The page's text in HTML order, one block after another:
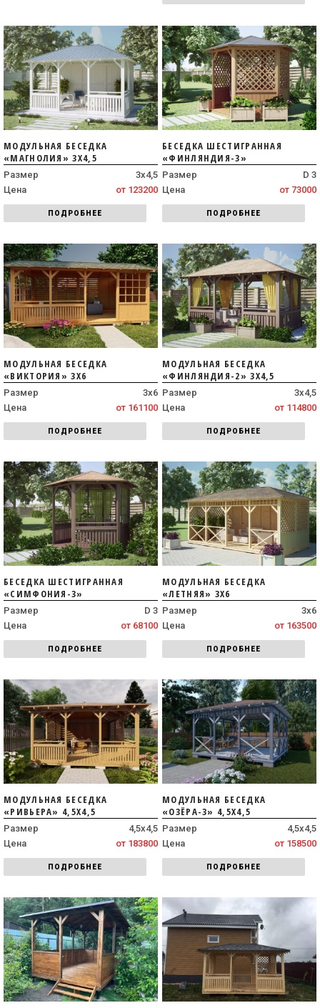
МОДУЛЬНАЯ БЕСЕДКА
«МАГНОЛИЯ» 3Х4,5
Размер
3х4,5
Цена
от 123200
ПОДРОБНЕЕ
БЕСЕДКА ШЕСТИГРАННАЯ
«ФИНЛЯНДИЯ-3»
Размер
D 3
Цена
от 73000
ПОДРОБНЕЕ
МОДУЛЬНАЯ БЕСЕДКА
«ВИКТОРИЯ» 3Х6
Размер
3х6
Цена
от 161100
ПОДРОБНЕЕ
МОДУЛЬНАЯ БЕСЕДКА
«ФИНЛЯНДИЯ-2» 3Х4,5
Размер
3х4,5
Цена
от 114800
ПОДРОБНЕЕ
БЕСЕДКА ШЕСТИГРАННАЯ
«СИМФОНИЯ-3»
Размер
D 3
Цена
от 68100
ПОДРОБНЕЕ
МОДУЛЬНАЯ БЕСЕДКА
«ЛЕТНЯЯ» 3Х6
Размер
3х6
Цена
от 163500
ПОДРОБНЕЕ
МОДУЛЬНАЯ БЕСЕДКА
«РИВЬЕРА» 4,5Х4,5
Размер
4,5х4,5
Цена
от 183800
ПОДРОБНЕЕ
МОДУЛЬНАЯ БЕСЕДКА
«ОЗЁРА-3» 4,5Х4,5
Размер
4,5х4,5
Цена
от 158500
ПОДРОБНЕЕ